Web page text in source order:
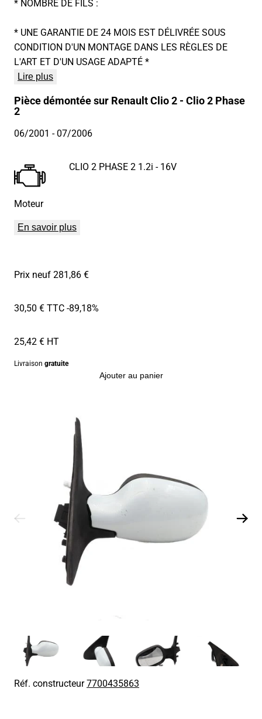
* NOMBRE DE FILS :
* UNE GARANTIE DE 24 MOIS EST DÉLIVRÉE SOUS
CONDITION D'UN MONTAGE DANS LES RÈGLES DE
L'ART ET D'UN USAGE ADAPTÉ *
Lire plus
Pièce démontée sur Renault Clio 2 - Clio 2 Phase
2
06/2001 - 07/2006
Moteur
CLIO 2 PHASE 2 1.2i - 16V
En savoir plus
Prix neuf 281,86 €
30,50 € TTC-89,18%
25,42 € HT
Livraison gratuite
Ajouter au panier
Réf. constructeur7700435863